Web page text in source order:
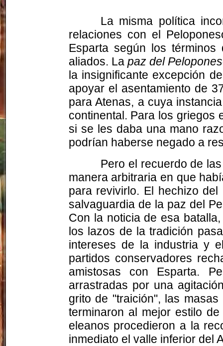
La misma política
relaciones con el
Esparta según los
aliados. Lapaz del
la insignificante excepción
apoyar el asentamiento de
para Atenas, a cuya
continental. Para los griegos
si se les daba una mano
podrían haberse negado a
Pero el recuerdo de
manera arbitraria en que
para revivirlo. El hechizo
salvaguardia de la paz del
Con la noticia de esa
los lazos de la tradición
intereses de la industria y
partidos conservadores
amistosas con Esparta.
arrastradas por una
grito de "traición", las
terminaron al mejor estilo
eleanos procedieron a la
inmediato el valle inferior del